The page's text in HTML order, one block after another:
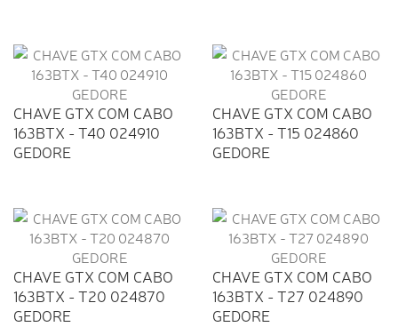
CHAVE GTX COM CABO
163BTX - T40 024910
GEDORE
CHAVE GTX COM CABO
163BTX - T15 024860
GEDORE
CHAVE GTX COM CABO
163BTX - T20 024870
GEDORE
CHAVE GTX COM CABO
163BTX - T27 024890
GEDORE